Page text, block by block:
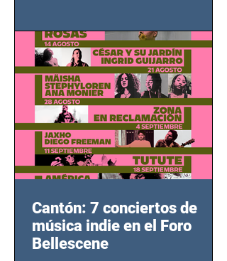
bélicos.
Cantón: 7 conciertos de
música indie en el Foro
Bellescene